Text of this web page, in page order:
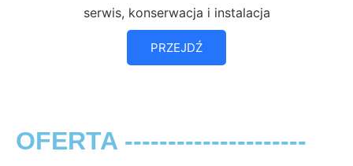
serwis, konserwacja i instalacja
PRZEJDŹ
OFERTA ---------------------